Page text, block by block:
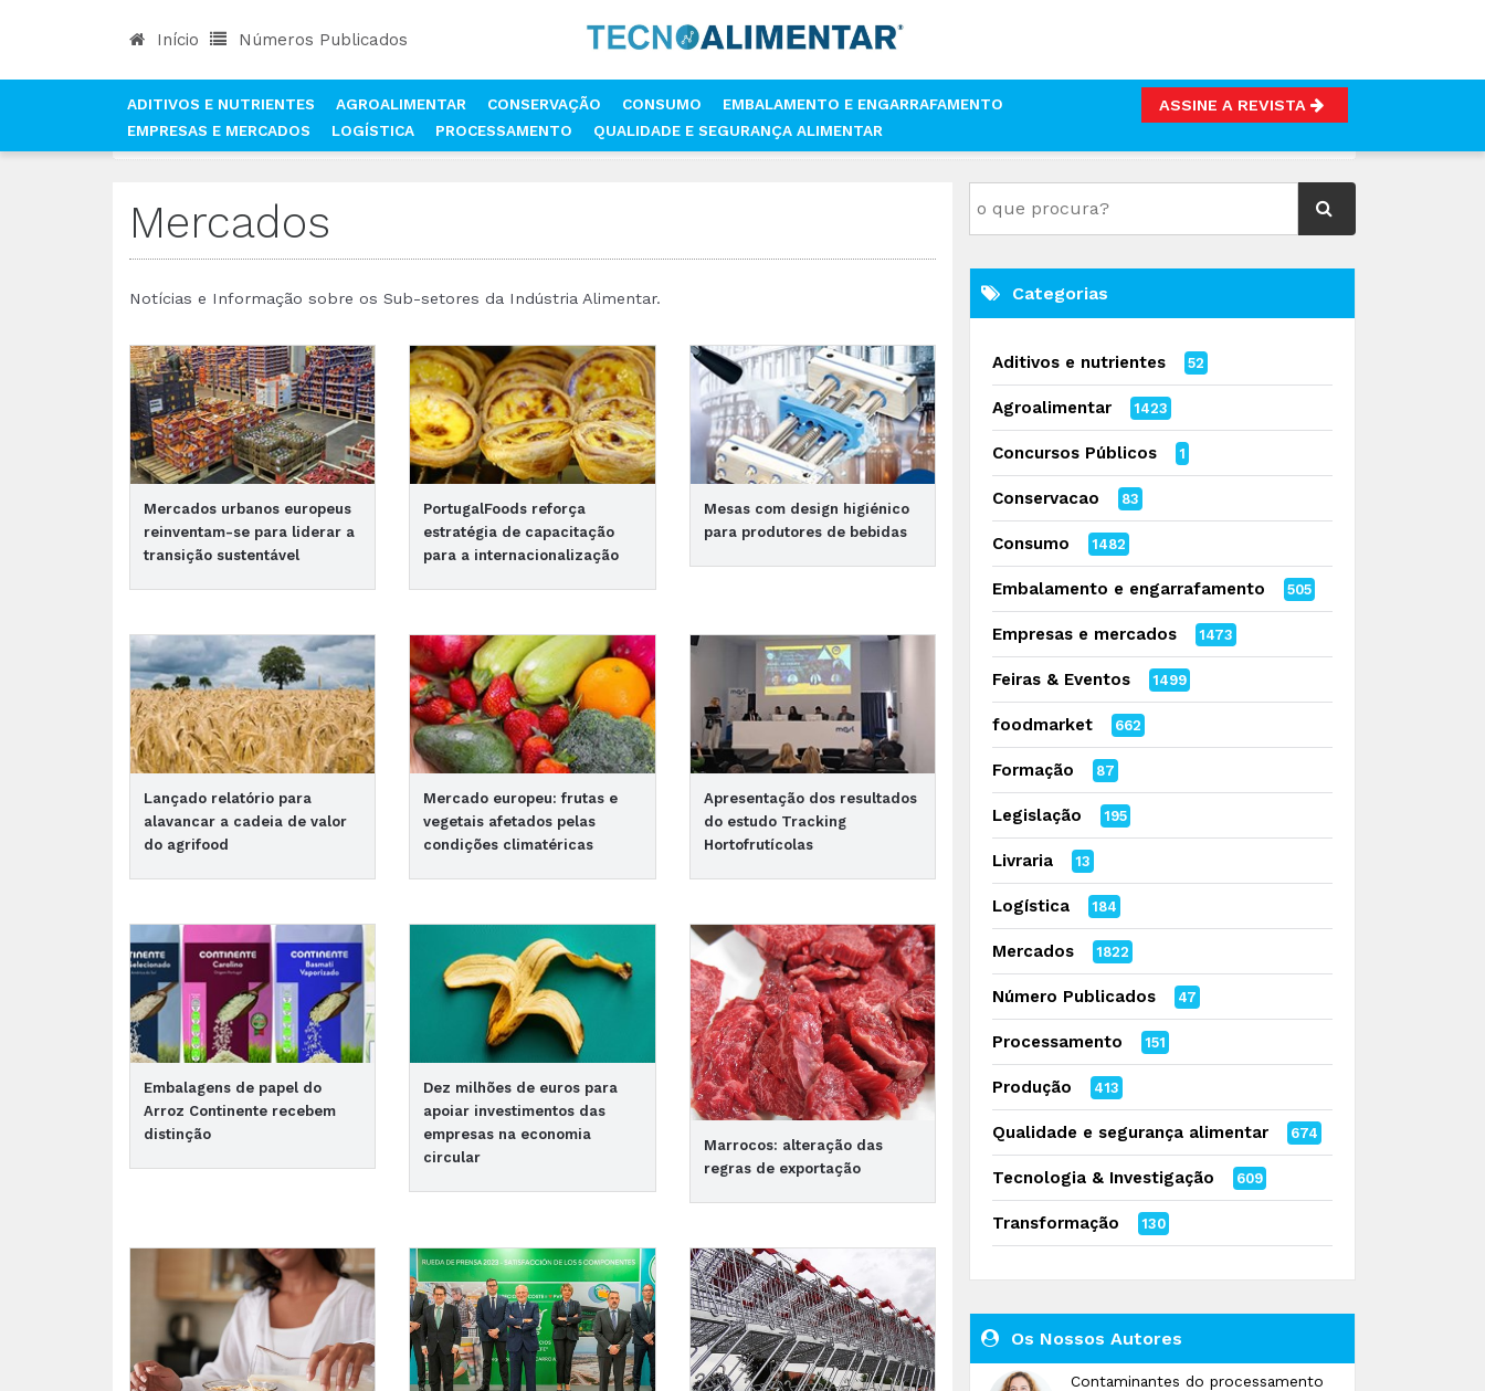
Início Números Publicados
ADITIVOS E NUTRIENTES AGROALIMENTAR CONSERVAÇÃO CONSUMO
EMBALAMENTO E ENGARRAFAMENTO
EMPRESAS E MERCADOS
LOGÍSTICA PROCESSAMENTO QUALIDADE E SEGURANÇA ALIMENTAR
ASSINE A REVISTA
Mercados
Notícias e Informação sobre os Sub-setores da Indústria Alimentar.
Mercados urbanos europeus
reinventam-se para liderar a
transição sustentável
PortugalFoods reforça
estratégia de capacitação
para a internacionalização
Mesas com design higiénico
para produtores de bebidas
Lançado relatório para
alavancar a cadeia de valor
do agrifood
Mercado europeu: frutas e
vegetais afetados pelas
condições climatéricas
Apresentação dos resultados
do estudo Tracking
Hortofrutícolas
Embalagens de papel do
Arroz Continente recebem
distinção
Dez milhões de euros para
apoiar investimentos das
empresas na economia
circular
Marrocos: alteração das
regras de exportação
Categorias
Aditivos e nutrientes 52
Agroalimentar 1423
Concursos Públicos 1
Conservacao 83
Consumo 1482
Embalamento e engarrafamento 505
Empresas e mercados 1473
Feiras & Eventos 1499
foodmarket 662
Formação 87
Legislação 195
Livraria 13
Logística 184
Mercados 1822
Número Publicados 47
Processamento 151
Produção 413
Qualidade e segurança alimentar 674
Tecnologia & Investigação 609
Transformação 130
Os Nossos Autores
Contaminantes do processamento